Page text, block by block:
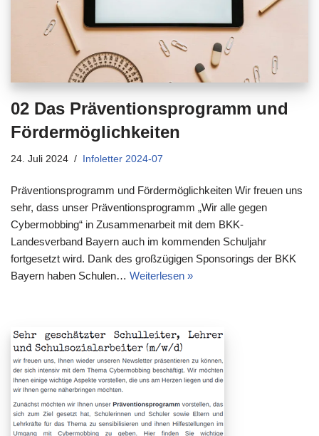
02 Das Präventionsprogramm und
Fördermöglichkeiten
24. Juli 2024 Infoletter 2024-07
Präventionsprogramm und Fördermöglichkeiten Wir freuen uns
sehr, dass unser Präventionsprogramm „Wir alle gegen
Cybermobbing“ in Zusammenarbeit mit dem BKK-
Landesverband Bayern auch im kommenden Schuljahr
fortgesetzt wird. Dank des großzügigen Sponsorings der BKK
Bayern haben Schulen… Weiterlesen »